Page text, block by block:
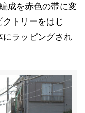
成を赤色の帯に変
トリーをはじ
ラッピングされ